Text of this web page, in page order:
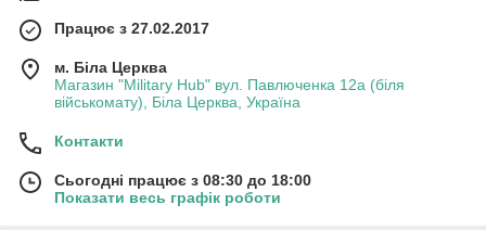
Працює з 27.02.2017
м. Біла Церква
Магазин "Military Hub" вул. Павлюченка 12а (біля
військомату), Біла Церква, Україна
Контакти
Сьогодні працює з 08:30 до 18:00
Показати весь графік роботи